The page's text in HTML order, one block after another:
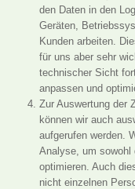
den Daten in den
Geräten,
Kunden arbeiten.
für uns aber sehr
technischer Sicht
anpassen und
Zur Auswertung der
können wir auch
aufgerufen werden.
Analyse, um sowohl
optimieren. Auch
nicht einzelnen